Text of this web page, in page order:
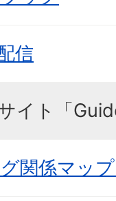
信
イト「
関係マッ